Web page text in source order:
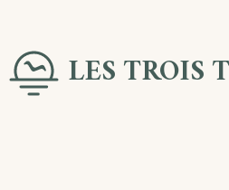
content LES TROIS